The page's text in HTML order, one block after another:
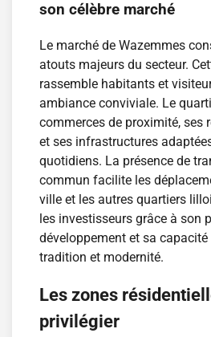
son célèbre marché
Le marché de Wazemmes
atouts majeurs du secteur.
rassemble habitants et
ambiance conviviale. Le
commerces de proximité, ses
et ses infrastructures
quotidiens. La présence de
commun facilite les
ville et les autres quartiers
les investisseurs grâce à son
développement et sa
tradition et modernité.
Les zones
privilégier